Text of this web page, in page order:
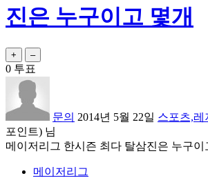
진은 누구이고 몇개
0 투표
문의 2014년 5월 22일 스포츠,레
포인트) 님
메이저리그 한시즌 최다 탈삼진은 누구이
메이저리그